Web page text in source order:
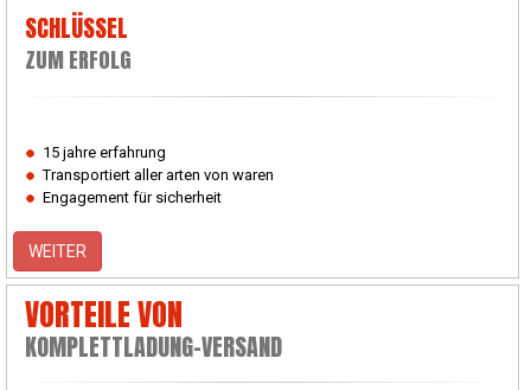
SCHLÜSSEL
ZUM ERFOLG
15 jahre erfahrung
Transportiert aller arten von waren
Engagement für sicherheit
WEITER
VORTEILE VON
KOMPLETTLADUNG-VERSAND